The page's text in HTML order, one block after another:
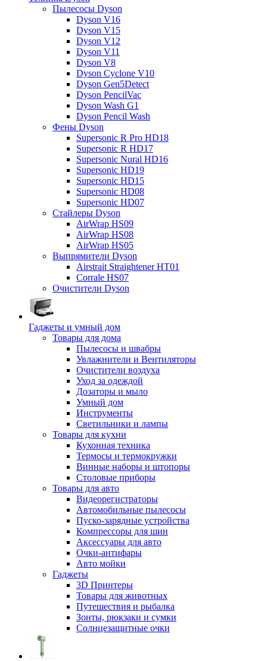
Пылесосы Dyson
Dyson V16
Dyson V15
Dyson V12
Dyson V11
Dyson V8
Dyson Cyclone V10
Dyson Gen5Detect
Dyson PencilVac
Dyson Wash G1
Dyson Pencil Wash
Фены Dyson
Supersonic R Pro HD18
Supersonic R HD17
Supersonic Nural HD16
Supersonic HD19
Supersonic HD15
Supersonic HD08
Supersonic HD07
Стайлеры Dyson
AirWrap HS09
AirWrap HS08
AirWrap HS05
Выпрямители Dyson
Airstrait Straightener HT01
Corrale HS07
Очистители Dyson
Гаджеты и умный дом
Товары для дома
Пылесосы и швабры
Увлажнители и Вентиляторы
Очистители воздуха
Уход за одеждой
Дозаторы и мыло
Умный дом
Инструменты
Светильники и лампы
Товары для кухни
Кухонная техника
Термосы и термокружки
Винные наборы и штопоры
Столовые приборы
Товары для авто
Видеорегистраторы
Автомобильные пылесосы
Пуско-зарядные устройства
Компрессоры для шин
Аксессуары для авто
Очки-антифары
Авто мойки
Гаджеты
3D Принтеры
Товары для животных
Путешествия и рыбалка
Зонты, рюкзаки и сумки
Солнцезащитные очки